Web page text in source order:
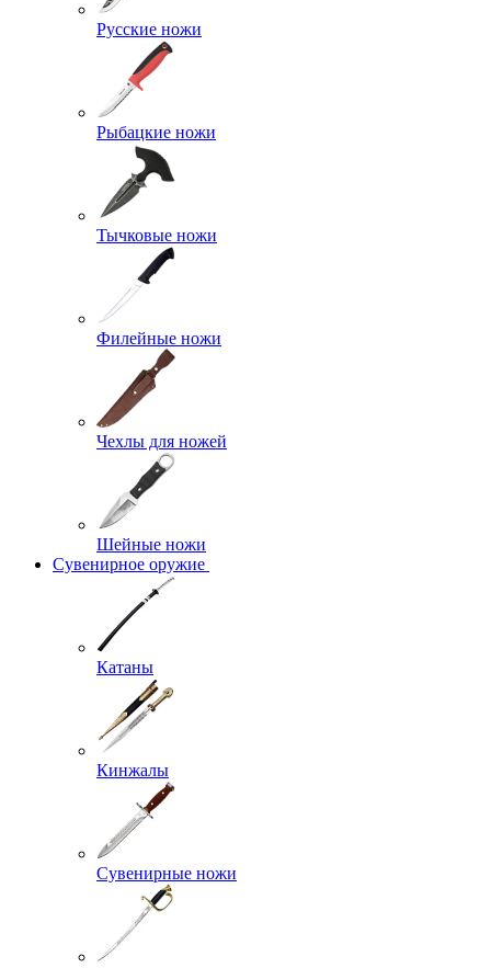
Русские ножи
Рыбацкие ножи
Тычковые ножи
Филейные ножи
Чехлы для ножей
Шейные ножи
Сувенирное оружие
Катаны
Кинжалы
Сувенирные ножи